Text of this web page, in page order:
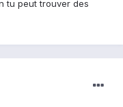
tu peut trouver des